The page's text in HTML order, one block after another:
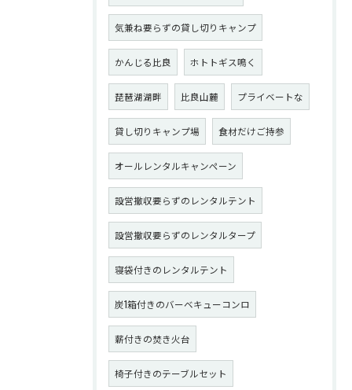
気兼ね要らずの貸し切りキャンプ
かんじる比良 ホトトギス鳴く
琵琶湖湖畔 比良山麓 プライベートな
貸し切りキャンプ場 食材だけご持参
オールレンタルキャンペーン
設営撤収要らずのレンタルテント
設営撤収要らずのレンタルタープ
寝袋付きのレンタルテント
炭1箱付きのバーベキューコンロ
薪付きの焚き火台
椅子付きのテーブルセット